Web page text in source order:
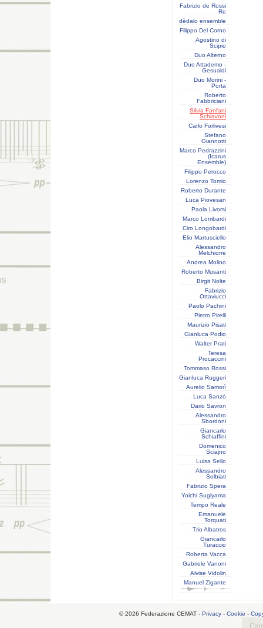
Fabrizio de Rossi
Re
dèdalo ensemble
Filippo Del Corno
Agostino di
Scipio
Duo Alterno
Duo Attademo -
Gesualdi
Duo Morini -
Porta
Roberto
Fabbriciani
Silvia Fanfani
Schiavoni
Carlo Forlivesi
Stefano
Giannotti
Marco Pedrazzini
(Icarus
Ensemble)
Filippo Perocco
Lorenzo Tomio
Roberto Durante
Luca Piovesan
Paola Livorsi
Marco Lombardi
Ciro Longobardi
Elio Martusciello
Alessandro
Melchiorre
Andrea Molino
Roberto Musanti
Birgit Nolte
Fabrizio
Ottaviucci
Paolo Pachini
Pietro Pirelli
Maurizio Pisati
Gianluca Podio
Walter Prati
Teresa
Procaccini
Tommaso Rossi
Gianluca Ruggeri
Aurelio Samorì
Luca Sanzò
Dario Savron
Alessandro
Sbordoni
Giancarlo
Schiaffini
Domenico
Sciajno
Luisa Sello
Alessandro
Solbiati
Fabrizio Spera
Yoichi Sugiyama
Tempo Reale
Emanuele
Torquati
Trio Albatros
Giancarlo
Turaccio
Roberta Vacca
Gabriele Vanoni
Alvise Vidolin
Manuel Zigante
© 2026 Federazione CEMAT - Privacy - Cookie -